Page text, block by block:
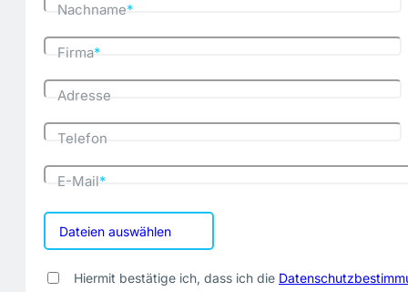
Nachname*
Firma*
Adresse
Telefon
E-Mail*
Dateien auswählen
Hiermit bestätige ich, dass ich die